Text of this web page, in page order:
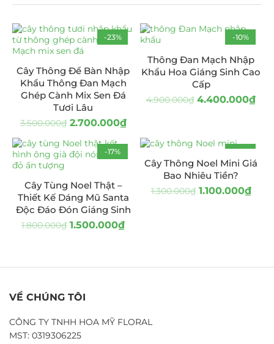
-23%
Cây Thông Để Bàn Nhập
Khẩu Thông Đan Mạch
Ghép Cành Mix Sen Đá
Tươi Lâu
3.500.000₫ 2.700.000₫
-10%
Thông Đan Mạch Nhập
Khẩu Hoa Giáng Sinh Cao
Cấp
4.900.000₫ 4.400.000₫
-17%
Cây Tùng Noel Thật –
Thiết Kế Dáng Mũ Santa
Độc Đáo Đón Giáng Sinh
1.800.000₫ 1.500.000₫
-15%
Cây Thông Noel Mini Giá
Bao Nhiêu Tiền?
1.300.000₫ 1.100.000₫
VỀ CHÚNG TÔI
CÔNG TY TNHH HOA MỸ FLORAL
MST: 0319306225